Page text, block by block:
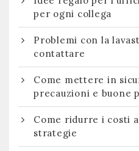
per ogni collega
Problemi con la
contattare
Come mettere in
precauzioni e buone
Come ridurre i costi
strategie